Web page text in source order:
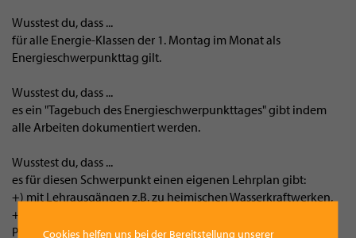
Wusstest du, dass ...
für alle Energie-Klassen der 1. Montag im Monat als
Energieschwerpunkttag gilt.
Wusstest du, dass ...
es ein "Tagebuch des Energieschwerpunkttages" gibt indem
alle Arbeiten dokumentiert werden.
Wusstest du, dass ...
es für diesen Schwerpunkt einen eigenen Lehrplan gibt:
+) mit Lehrausgängen z.B. zu heimischen Wasserkraftwerken,
+) mit Klimabündnis-Workshops zu Themen wie "Energie mit
Phantasie"Cookies helfen uns bei der Bereitstellung unserer